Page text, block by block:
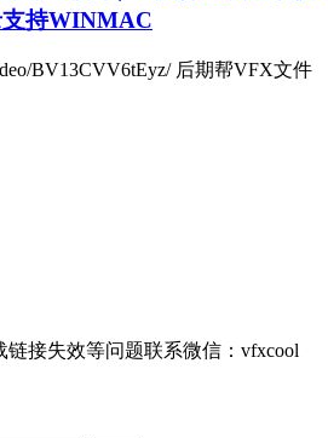
持WINMAC
BV13CVV6tEyz/ 后期帮VFX文件
接失效等问题联系微信：vfxcool